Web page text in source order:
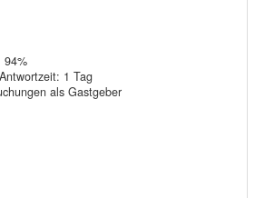
94%
1 Tag
als Gastgeber